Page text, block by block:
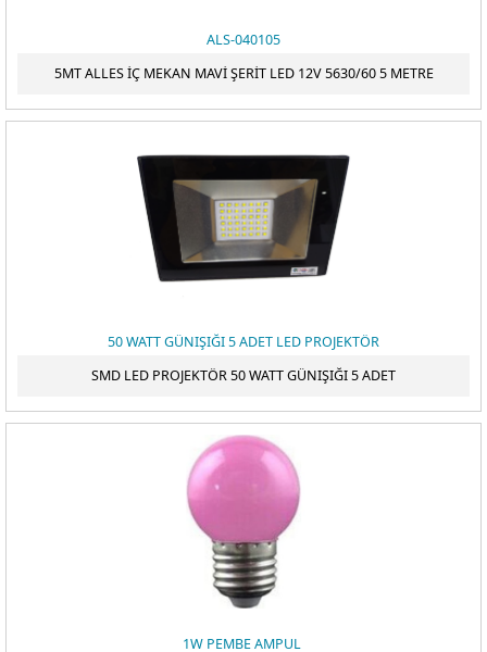
ALS-040105
5MT ALLES İÇ MEKAN MAVİ ŞERİT LED 12V 5630/60 5 METRE
50 WATT GÜNIŞIĞI 5 ADET LED PROJEKTÖR
SMD LED PROJEKTÖR 50 WATT GÜNIŞIĞI 5 ADET
1W PEMBE AMPUL